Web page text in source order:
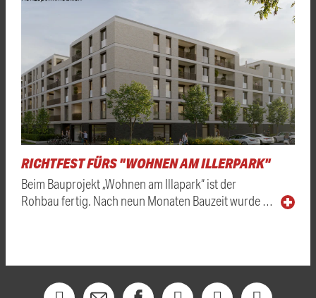
RICHTFEST FÜRS "WOHNEN AM ILLERPARK"
Beim Bauprojekt „Wohnen am Illapark“ ist der
Rohbau fertig. Nach neun Monaten Bauzeit wurde …